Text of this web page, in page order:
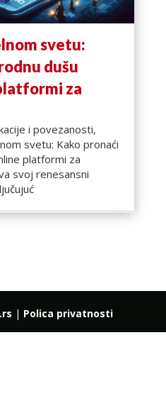
svetu:
dušu
za
i povezanosti,
svetu: Kako pronaći
platformi za
svoj renesansni
| Polica privatnosti